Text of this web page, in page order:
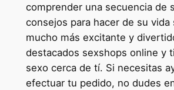
comprender una secuencia de
consejos para hacer de su vida
mucho más excitante y
destacados sexshops online y
sexo cerca de tí. Si necesitas
efectuar tu pedido, no dudes